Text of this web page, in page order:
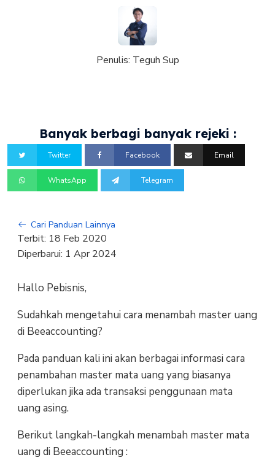
Penulis: Teguh Sup
Banyak berbagi banyak rejeki :
Twitter Facebook Email
WhatsApp Telegram
Cari Panduan Lainnya
Terbit: 18 Feb 2020
Diperbarui: 1 Apr 2024
Hallo Pebisnis,
Sudahkah mengetahui cara menambah master uang
di Beeaccounting?
Pada panduan kali ini akan berbagai informasi cara
penambahan master mata uang yang biasanya
diperlukan jika ada transaksi penggunaan mata
uang asing.
Berikut langkah-langkah menambah master mata
uang di Beeaccounting :